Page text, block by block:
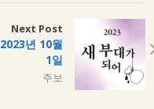
Next Post
2023년 10월
1일
주보